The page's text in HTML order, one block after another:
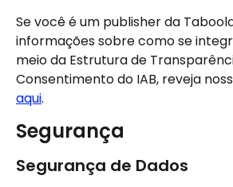
Se você é um publisher da
informações sobre como se
meio da Estrutura de
Consentimento do IAB, reveja
aqui.
Segurança
Segurança de Dados